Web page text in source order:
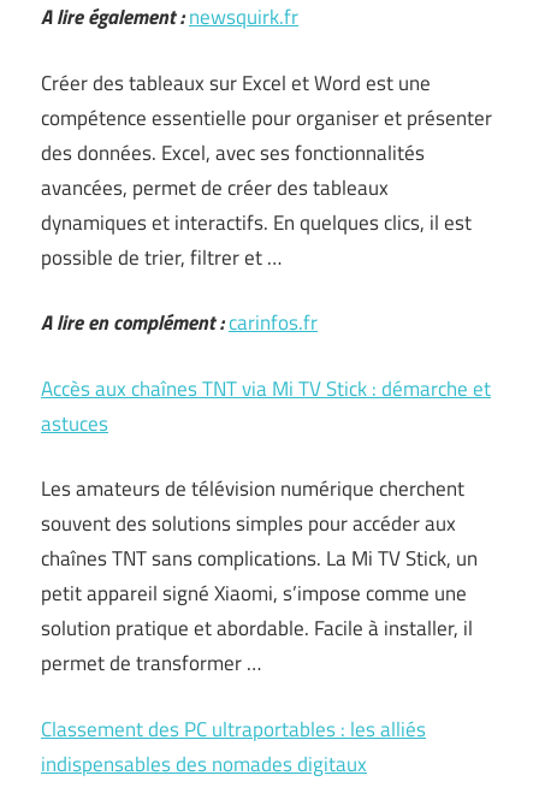
A lire également :newsquirk.fr
Créer des tableaux sur Excel et Word est une
compétence essentielle pour organiser et présenter
des données. Excel, avec ses fonctionnalités
avancées, permet de créer des tableaux
dynamiques et interactifs. En quelques clics, il est
possible de trier, filtrer et …
A lire en complément :carinfos.fr
Accès aux chaînes TNT via Mi TV Stick : démarche et
astuces
Les amateurs de télévision numérique cherchent
souvent des solutions simples pour accéder aux
chaînes TNT sans complications. La Mi TV Stick, un
petit appareil signé Xiaomi, s’impose comme une
solution pratique et abordable. Facile à installer, il
permet de transformer …
Classement des PC ultraportables : les alliés
indispensables des nomades digitaux